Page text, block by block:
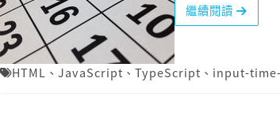
繼續閱讀
HTML 、 JavaScript 、 TypeScript 、 input-